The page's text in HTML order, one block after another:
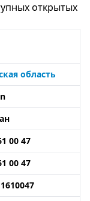
открытых
область
00 47
00 47